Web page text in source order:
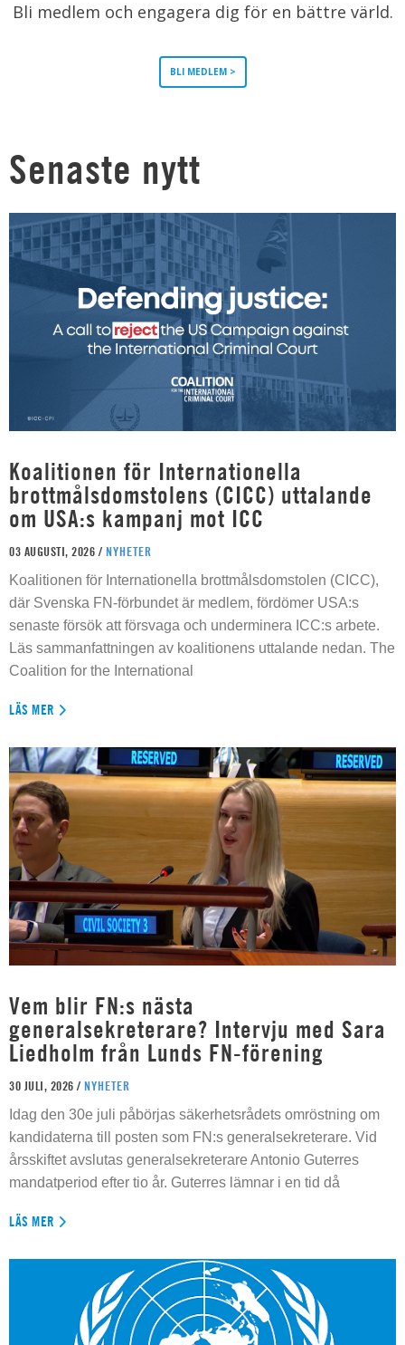
Bli medlem och engagera dig för en bättre värld.
BLI MEDLEM >
Senaste nytt
Koalitionen för Internationella
brottmålsdomstolens (CICC) uttalande
om USA:s kampanj mot ICC
03 AUGUSTI, 2026 / NYHETER
Koalitionen för Internationella brottmålsdomstolen (CICC),
där Svenska FN-förbundet är medlem, fördömer USA:s
senaste försök att försvaga och underminera ICC:s arbete.
Läs sammanfattningen av koalitionens uttalande nedan. The
Coalition for the International
LÄS MER
Vem blir FN:s nästa
generalsekreterare? Intervju med Sara
Liedholm från Lunds FN-förening
30 JULI, 2026 / NYHETER
Idag den 30e juli påbörjas säkerhetsrådets omröstning om
kandidaterna till posten som FN:s generalsekreterare. Vid
årsskiftet avslutas generalsekreterare Antonio Guterres
mandatperiod efter tio år. Guterres lämnar i en tid då
LÄS MER